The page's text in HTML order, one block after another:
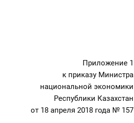
Приложение 1
к приказу Министра
национальной экономики
Республики Казахстан
от 18 апреля 2018 года № 157